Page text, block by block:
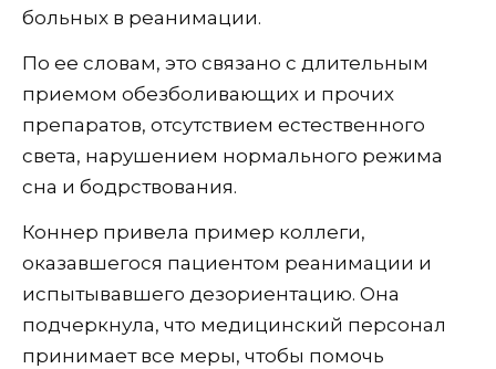
больных в реанимации.
По ее словам, это связано с длительным
приемом обезболивающих и прочих
препаратов, отсутствием естественного
света, нарушением нормального режима
сна и бодрствования.
Коннер привела пример коллеги,
оказавшегося пациентом реанимации и
испытывавшего дезориентацию. Она
подчеркнула, что медицинский персонал
принимает все меры, чтобы помочь